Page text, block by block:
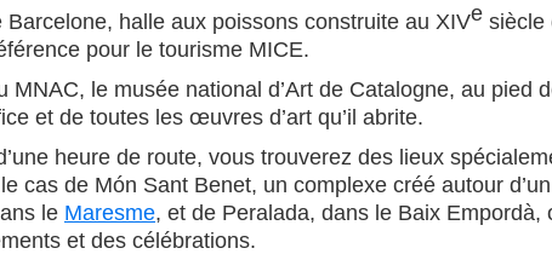
halle aux poissons construite au XIVe siècle
pour le tourisme MICE.
le musée national d’Art de Catalogne, au pied
et de toutes les œuvres d’art qu’il abrite.
heure de route, vous trouverez des lieux
cas de Món Sant Benet, un complexe créé autour
le Maresme, et de Peralada, dans le Baix Empordà,
et des célébrations.